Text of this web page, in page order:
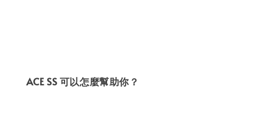
ACE SS 可以怎麼幫助你？